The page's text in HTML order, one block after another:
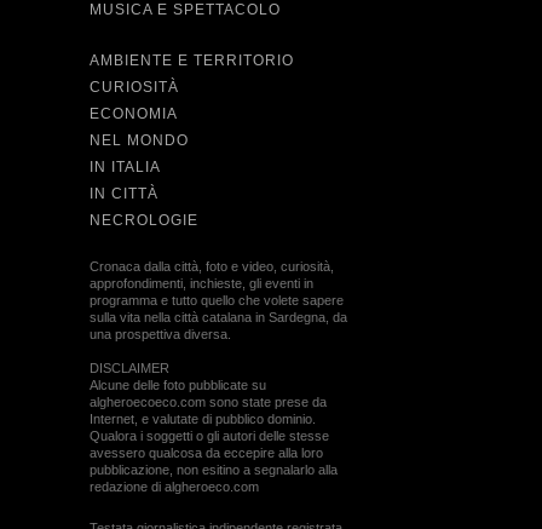
MUSICA E SPETTACOLO
AMBIENTE E TERRITORIO
CURIOSITÀ
ECONOMIA
NEL MONDO
IN ITALIA
IN CITTÀ
NECROLOGIE
Cronaca dalla città, foto e video, curiosità,
approfondimenti, inchieste, gli eventi in
programma e tutto quello che volete sapere
sulla vita nella città catalana in Sardegna, da
una prospettiva diversa.
DISCLAIMER
Alcune delle foto pubblicate su
algheroecoeco.com sono state prese da
Internet, e valutate di pubblico dominio.
Qualora i soggetti o gli autori delle stesse
avessero qualcosa da eccepire alla loro
pubblicazione, non esitino a segnalarlo alla
redazione di algheroeco.com